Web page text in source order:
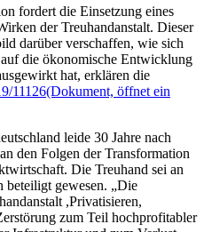
fordert die Einsetzung eines
der Treuhandanstalt. Dieser
darüber verschaffen, wie sich
die ökonomische Entwicklung
hat, erklären die
11126(Dokument, öffnet ein
leide 30 Jahre nach
den Folgen der Transformation
Die Treuhand sei an
beteiligt gewesen. „Die
,Privatisieren,
zum Teil hochprofitabler